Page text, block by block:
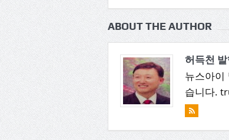
ABOUT THE AUTHOR
허득천
뉴스아이
습니다.